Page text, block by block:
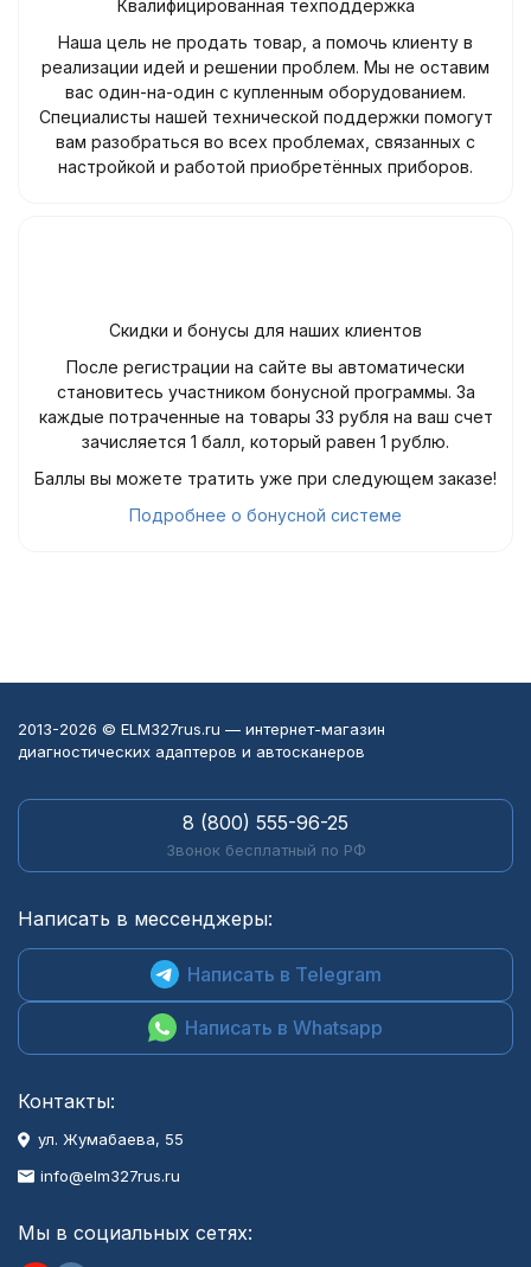
Квалифицированная техподдержка
Наша цель не продать товар, а помочь клиенту в
реализации идей и решении проблем. Мы не оставим
вас один-на-один с купленным оборудованием.
Специалисты нашей технической поддержки помогут
вам разобраться во всех проблемах, связанных с
настройкой и работой приобретённых приборов.
Скидки и бонусы для наших клиентов
После регистрации на сайте вы автоматически
становитесь участником бонусной программы. За
каждые потраченные на товары 33 рубля на ваш счет
зачисляется 1 балл, который равен 1 рублю.
Баллы вы можете тратить уже при следующем заказе!
Подробнее о бонусной системе
2013-2026 © ELM327rus.ru — интернет-магазин
диагностических адаптеров и автосканеров
8 (800) 555-96-25
Звонок бесплатный по РФ
Написать в мессенджеры:
Написать в Telegram
Написать в Whatsapp
Контакты:
ул. Жумабаева, 55
info@elm327rus.ru
Мы в социальных сетях: